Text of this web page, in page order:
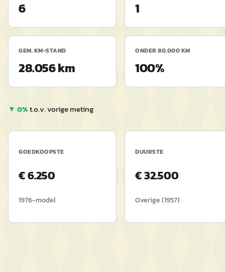
6 1
GEM. KM-STAND
28.056 km
ONDER 80.000 KM
100%
▼ 0%t.o.v. vorige meting
GOEDKOOPSTE
€6.250
1976-model
DUURSTE
€32.500
Overige(1957)